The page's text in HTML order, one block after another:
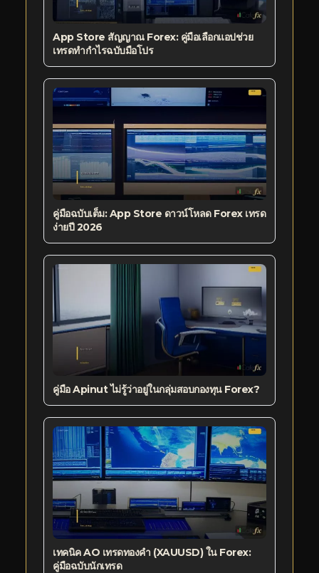
App Store สัญญาณ Forex: คู่มือเลือกแอปช่วย
เทรดทำกำไรฉบับมือโปร
คู่มือฉบับเต็ม: App Store ดาวน์โหลด Forex เทรด
ง่ายปี 2026
คู่มือ Apinut ไม่รู้ว่าอยู่ในกลุ่มสอบกองทุน Forex?
เทคนิค AO เทรดทองคำ (XAUUSD) ใน Forex:
คู่มือฉบับนักเทรด